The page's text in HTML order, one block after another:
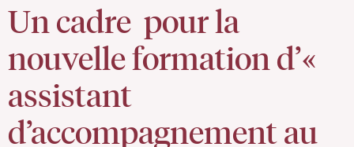
Un cadre pour la
nouvelle formation d’«
assistant
d’accompagnement au